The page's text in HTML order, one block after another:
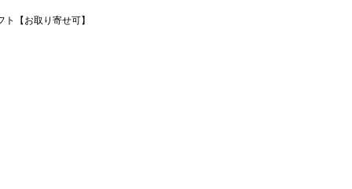
【お取り寄せ可】